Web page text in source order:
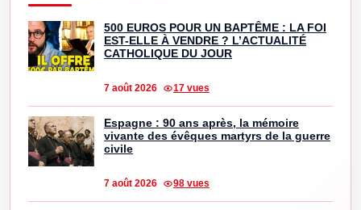
500 EUROS POUR UN BAPTÊME : LA FOI
EST-ELLE À VENDRE ? L’ACTUALITÉ
CATHOLIQUE DU JOUR
7 août 2026 17 vues
Espagne : 90 ans après, la mémoire
vivante des évêques martyrs de la guerre
civile
7 août 2026 98 vues